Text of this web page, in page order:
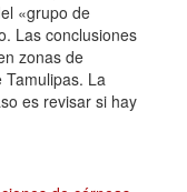
la presidenta
«grupo de
Las conclusiones
zonas de
Tamulipas. La
es revisar si hay